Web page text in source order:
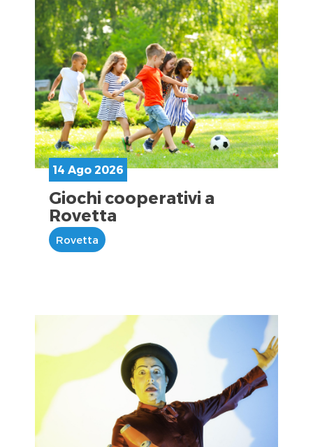
14 Ago 2026
Giochi cooperativi a
Rovetta
Rovetta